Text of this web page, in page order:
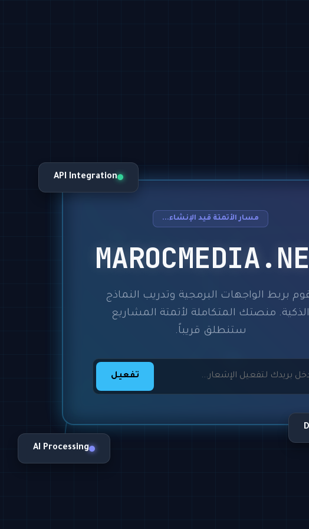
مسار الأتمتة قيد الإنشاء...
بربط الواجهات البرمجية وتدريب النماذج
الذكية. منصتك المتكاملة لأتمتة المشاريع
ستنطلق قريباً.
تفعيل
AI Processing
API Integration